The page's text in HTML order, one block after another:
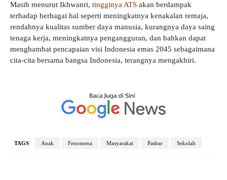
Masih menurut Ikhwanri, tingginya ATS akan berdampak
terhadap berbagai hal seperti meningkatnya kenakalan remaja,
rendahnya kualitas sumber daya manusia, kurangnya daya saing
tenaga kerja, meningkatnya pengangguran, dan bahkan dapat
menghambat pencapaian visi Indonesia emas 2045 sebagaimana
cita-cita bersama bangsa Indonesia, terangnya mengakhiri.
TAGS Anak Fenomena Masyarakat Pasbar Sekolah